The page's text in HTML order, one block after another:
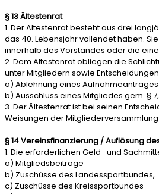
§ 13 Ältestenrat
1. Der Ältestenrat besteht aus drei
das 40. Lebensjahr vollendet haben.
innerhalb des Vorstandes oder die
2. Dem Ältestenrat obliegen die
unter Mitgliedern sowie
a) Ablehnung eines Aufnahmeantrages
b) Ausschluss eines Mitgliedes gem. §
3. Der Ältestenrat ist bei seinen
Weisungen der
§ 14 Vereinsfinanzierung / Auflösung
1. Die erforderlichen Geld- und
a) Mitgliedsbeiträge
b) Zuschüsse des Landessportbundes,
c) Zuschüsse des Kreissportbundes